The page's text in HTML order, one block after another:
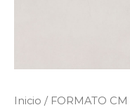
Inicio / FORMATO CM